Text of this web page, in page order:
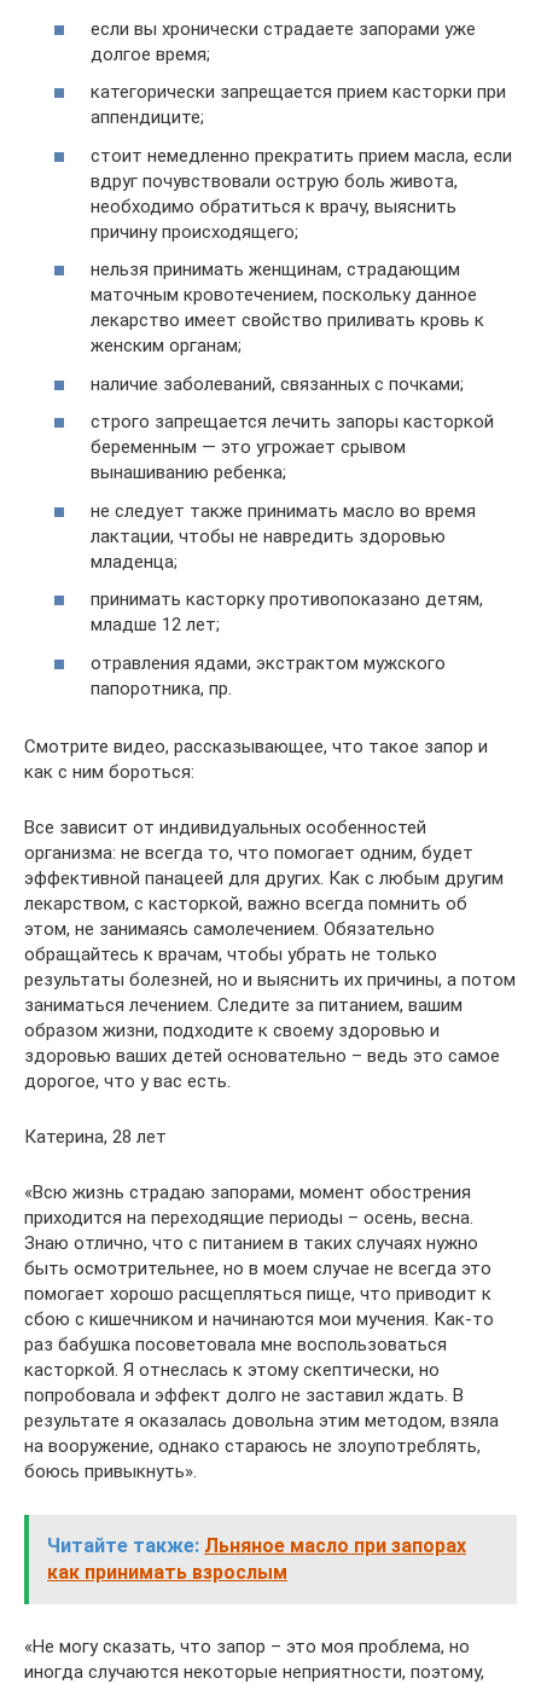
если вы хронически страдаете запорами уже
долгое время;
категорически запрещается прием касторки при
аппендиците;
стоит немедленно прекратить прием масла, если
вдруг почувствовали острую боль живота,
необходимо обратиться к врачу, выяснить
причину происходящего;
нельзя принимать женщинам, страдающим
маточным кровотечением, поскольку данное
лекарство имеет свойство приливать кровь к
женским органам;
наличие заболеваний, связанных с почками;
строго запрещается лечить запоры касторкой
беременным — это угрожает срывом
вынашиванию ребенка;
не следует также принимать масло во время
лактации, чтобы не навредить здоровью
младенца;
принимать касторку противопоказано детям,
младше 12 лет;
отравления ядами, экстрактом мужского
папоротника, пр.
Смотрите видео, рассказывающее, что такое запор и
как с ним бороться:­
Все зависит от индивидуальных особенностей
организма: не всегда то, что помогает одним, будет
эффективной панацеей для других. Как с любым другим
лекарством, с касторкой, важно всегда помнить об
этом, не занимаясь самолечением. Обязательно
обращайтесь к врачам, чтобы убрать не только
результаты болезней, но и выяснить их причины, а потом
заниматься лечением. Следите за питанием, вашим
образом жизни, подходите к своему здоровью и
здоровью ваших детей основательно – ведь это самое
дорогое, что у вас есть.
Катерина, 28 лет
«Всю жизнь страдаю запорами, момент обострения
приходится на переходящие периоды – осень, весна.
Знаю отлично, что с питанием в таких случаях нужно
быть осмотрительнее, но в моем случае не всегда это
помогает хорошо расщепляться пище, что приводит к
сбою с кишечником и начинаются мои мучения. Как-то
раз бабушка посоветовала мне воспользоваться
касторкой. Я отнеслась к этому скептически, но
попробовала и эффект долго не заставил ждать. В
результате я оказалась довольна этим методом, взяла
на вооружение, однако стараюсь не злоупотреблять,
боюсь привыкнуть».
Читайте также: Льняное масло при запорах
как принимать взрослым
«Не могу сказать, что запор – это моя проблема, но
иногда случаются некоторые неприятности, поэтому,